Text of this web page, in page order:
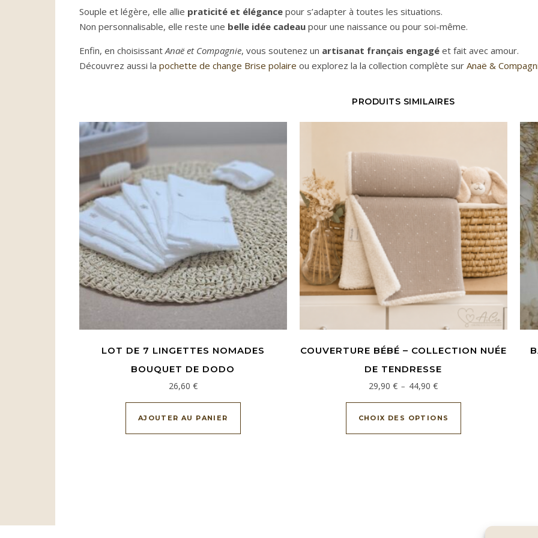
Souple et légère, elle allie praticité et élégance pour s’adapter à toutes les situations.
Non personnalisable, elle reste une belle idée cadeau pour une naissance ou pour soi-même.
Enfin, en choisissantAnaë et Compagnie, vous soutenez un artisanat français engagé et fait avec amour.
Découvrez aussi la pochette de change Brise polaire ou explorez la la collection complète sur Anaë &
PRODUITS SIMILAIRES
LOT DE 7 LINGETTES NOMADES
BOUQUET DE DODO
26,60 €
AJOUTER AU PANIER
COUVERTURE BÉBÉ – COLLECTION NUÉE
DE TENDRESSE
29,90€ – 44,90€Plage de prix : 29,90 € à
CHOIX DES OPTIONS
Ce produit a